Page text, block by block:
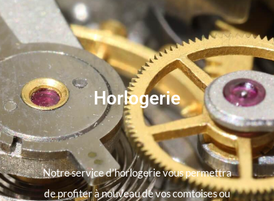
Horlogerie
Notre service d’horlogerie vous permettra
de profiter à nouveau de vos comtoises ou